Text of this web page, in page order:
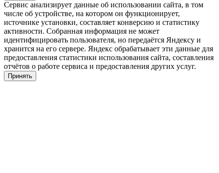
Сервис анализирует данные об использовании сайта, в том
числе об устройстве, на котором он функционирует,
источнике установки, составляет конверсию и статистику
активности. Собранная информация не может
идентифицировать пользователя, но передаётся Яндексу и
хранится на его сервере. Яндекс обрабатывает эти данные для
предоставления статистики использования сайта, составления
отчётов о работе сервиса и предоставления других услуг.
Принять